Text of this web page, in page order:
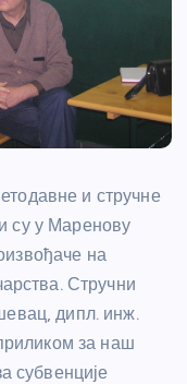
и стручне
су у Маренову
на
Стручни
дипл. инж.
за наш
субвенције